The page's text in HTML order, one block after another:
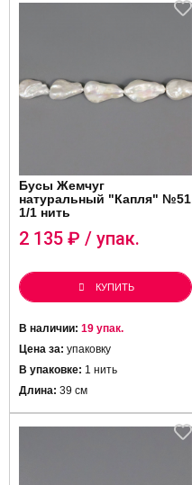
Бусы Жемчуг
натуральный "Капля" №51
1/1 нить
2 135 ₽ / упак.
КУПИТЬ
В наличии: 19 упак.
Цена за: упаковку
В упаковке: 1 нить
Длина: 39 см